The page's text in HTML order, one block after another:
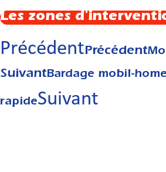
Les zones
PrécédentPrécédent
SuivantBardage mobil-
rapideSuivant